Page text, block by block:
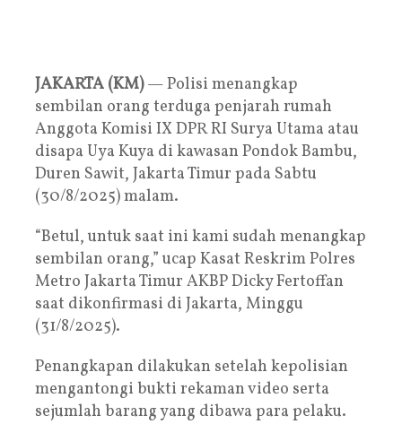
JAKARTA (KM)— Polisi menangkap
sembilan orang terduga penjarah rumah
Anggota Komisi IX DPR RI Surya Utama atau
disapa Uya Kuya di kawasan Pondok Bambu,
Duren Sawit, Jakarta Timur pada Sabtu
(30/8/2025) malam.
“Betul, untuk saat ini kami sudah menangkap
sembilan orang,” ucap Kasat Reskrim Polres
Metro Jakarta Timur AKBP Dicky Fertoffan
saat dikonfirmasi di Jakarta, Minggu
(31/8/2025).
Penangkapan dilakukan setelah kepolisian
mengantongi bukti rekaman video serta
sejumlah barang yang dibawa para pelaku.